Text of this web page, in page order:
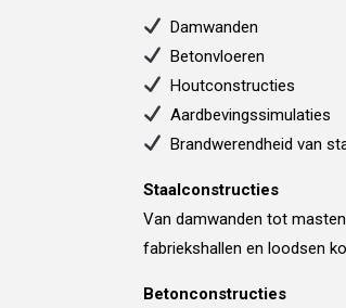
Damwanden
Betonvloeren
Houtconstructies
Aardbevingssimulaties
Brandwerendheid van
Staalconstructies
Van damwanden tot
fabriekshallen en loodsen
Betonconstructies